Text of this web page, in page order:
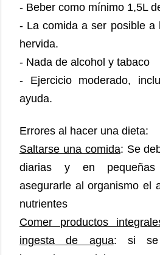
- Beber como mínimo 1,5L
- La comida a ser posible a
hervida.
- Nada de alcohol y tabaco
- Ejercicio moderado,
ayuda.
Errores al hacer una dieta:
Saltarse una comida: Se
diarias y en pequeñas
asegurarle al organismo el
nutrientes
Comer productos
ingesta de agua: si se